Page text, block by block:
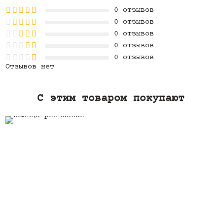
0 отзывов
0 отзывов
0 отзывов
0 отзывов
0 отзывов
Отзывов нет
C этим товаром покупают